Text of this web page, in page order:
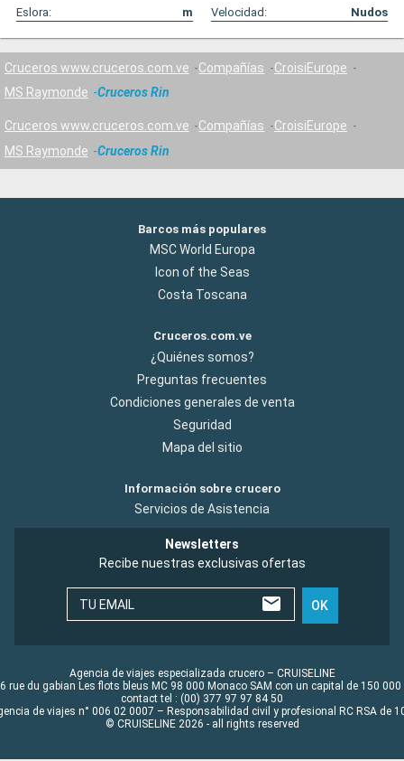
Eslora:
m Velocidad: Nudos
Cruceros www.cruceros.com.ve Compañías
CroisiEurope
MS Raymonde
Cruceros Rin
Cruceros www.cruceros.com.ve Compañías
CroisiEurope
MS Raymonde
Cruceros Rin
Barcos más populares
MSC World Europa
Icon of the Seas
Costa Toscana
Cruceros.com.ve
¿Quiénes somos?
Preguntas frecuentes
Condiciones generales de venta
Seguridad
Mapa del sitio
Información sobre crucero
Servicios de Asistencia
Newsletters
Recibe nuestras exclusivas ofertas
TU EMAIL OK
Agencia de viajes especializada crucero – CRUISELINE
rue du gabian Les flots bleus MC 98 000 Monaco SAM con un capital de 150 000
contact tel : (00) 377 97 97 84 50
de viajes n° 006 02 0007 – Responsabilidad civil y profesional RC RSA de
© CRUISELINE 2026 - all rights reserved